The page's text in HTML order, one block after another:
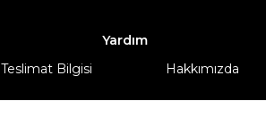
Yardım
Teslimat Bilgisi Hakkımızda